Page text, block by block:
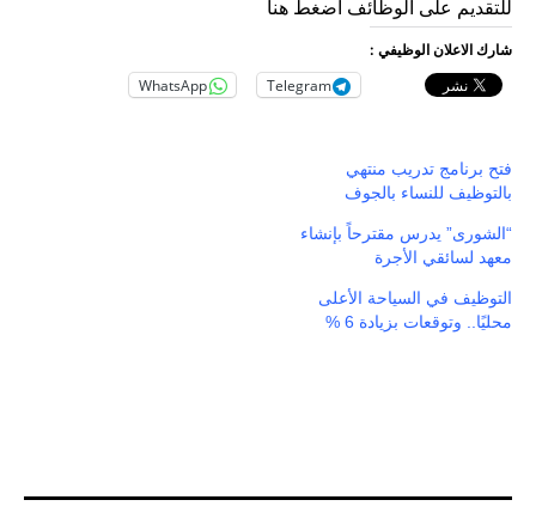
للتقديم على الوظائف اضغط هنا
شارك الاعلان الوظيفي :
Telegram
WhatsApp
فتح برنامج تدريب منتهي
بالتوظيف للنساء بالجوف
“الشورى” يدرس مقترحاً بإنشاء
معهد لسائقي الأجرة
التوظيف في السياحة الأعلى
محليًا.. وتوقعات بزيادة 6 %